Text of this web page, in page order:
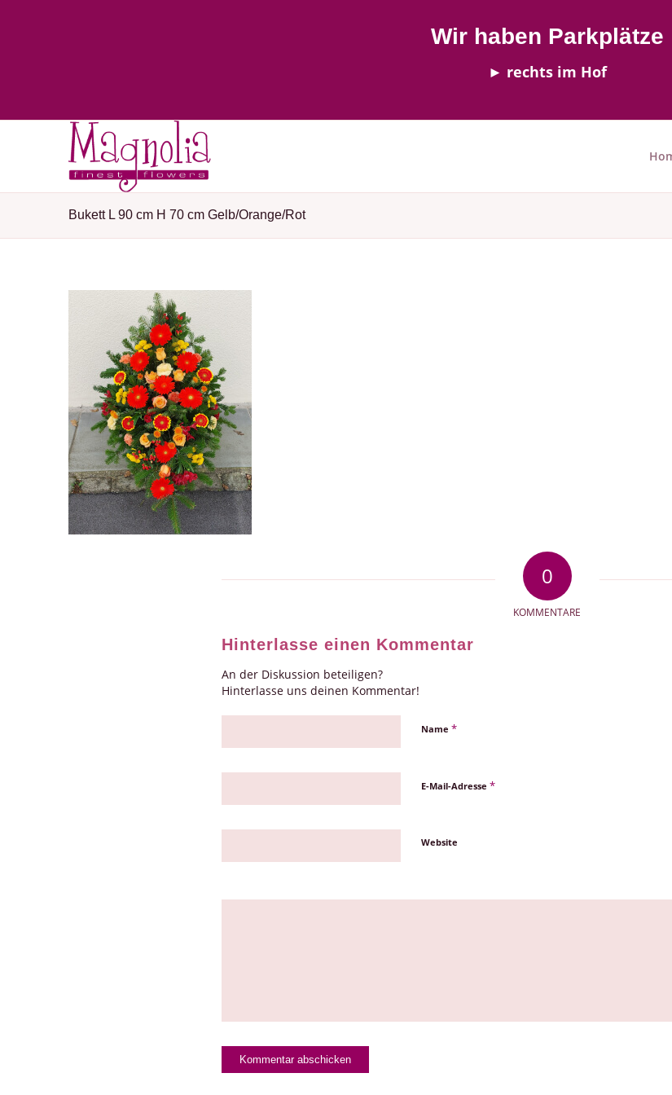
Wir haben Parkplätze
► rechts im Hof
Bukett L 90 cm H 70 cm Gelb/Orange/Rot
0
KOMMENTARE
Hinterlasse einen Kommentar
An der Diskussion beteiligen?
Hinterlasse uns deinen Kommentar!
Name *
E-Mail-Adresse *
Website